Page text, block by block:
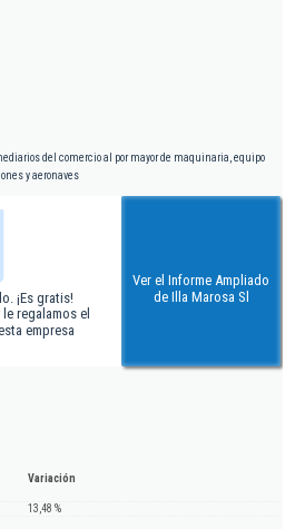
del comercio al por mayor de maquinaria, equipo
y aeronaves
¡Es gratis!
regalamos el
empresa
Ver el Informe Ampliado
de Illa Marosa Sl
Variación
13,48 %